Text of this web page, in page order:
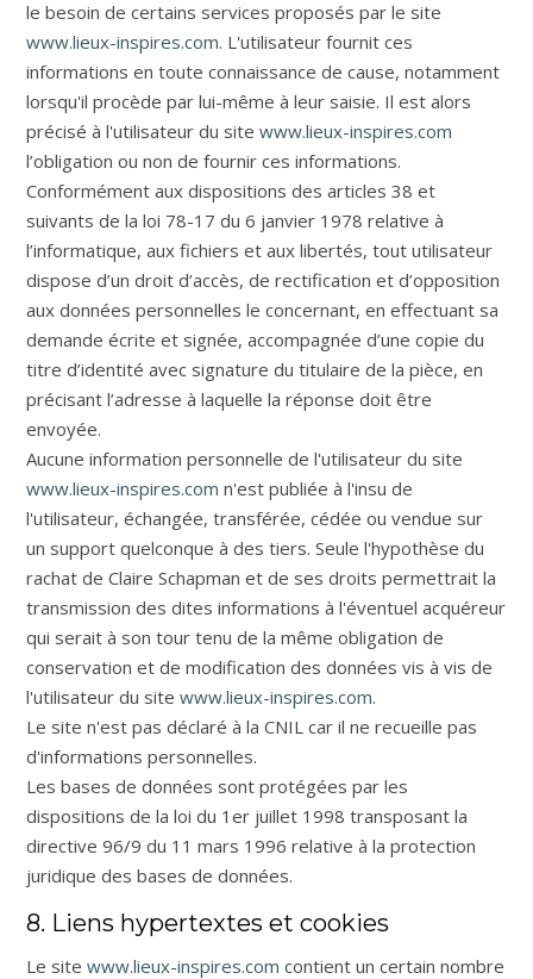
le besoin de certains services proposés par le site
www.lieux-inspires.com. L'utilisateur fournit ces
informations en toute connaissance de cause, notamment
lorsqu'il procède par lui-même à leur saisie. Il est alors
précisé à l'utilisateur du sitewww.lieux-inspires.com
l’obligation ou non de fournir ces informations.
Conformément aux dispositions des articles 38 et
suivants de la loi 78-17 du 6 janvier 1978 relative à
l’informatique, aux fichiers et aux libertés, tout utilisateur
dispose d’un droit d’accès, de rectification et d’opposition
aux données personnelles le concernant, en effectuant sa
demande écrite et signée, accompagnée d’une copie du
titre d’identité avec signature du titulaire de la pièce, en
précisant l’adresse à laquelle la réponse doit être
envoyée.
Aucune information personnelle de l'utilisateur du site
www.lieux-inspires.com n'est publiée à l'insu de
l'utilisateur, échangée, transférée, cédée ou vendue sur
un support quelconque à des tiers. Seule l'hypothèse du
rachat de Claire Schapman et de ses droits permettrait la
transmission des dites informations à l'éventuel acquéreur
qui serait à son tour tenu de la même obligation de
conservation et de modification des données vis à vis de
l'utilisateur du sitewww.lieux-inspires.com.
Le site n'est pas déclaré à la CNIL car il ne recueille pas
d'informations personnelles.
Les bases de données sont protégées par les
dispositions de la loi du 1er juillet 1998 transposant la
directive 96/9 du 11 mars 1996 relative à la protection
juridique des bases de données.
8. Liens hypertextes et cookies
Le sitewww.lieux-inspires.com contient un certain nombre